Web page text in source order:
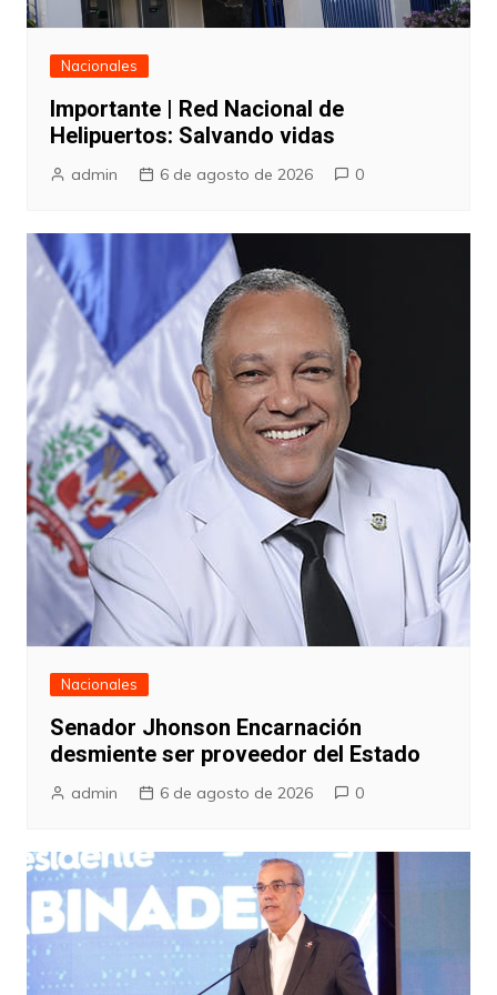
Nacionales
Importante | Red Nacional de
Helipuertos: Salvando vidas
admin 6 de agosto de 2026 0
Nacionales
Senador Jhonson Encarnación
desmiente ser proveedor del Estado
admin 6 de agosto de 2026 0